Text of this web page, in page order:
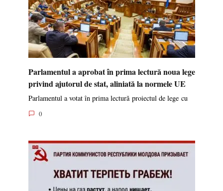
Parlamentul a aprobat în prima lectură noua lege
privind ajutorul de stat, aliniată la normele UE
Parlamentul a votat în prima lectură proiectul de lege cu
0